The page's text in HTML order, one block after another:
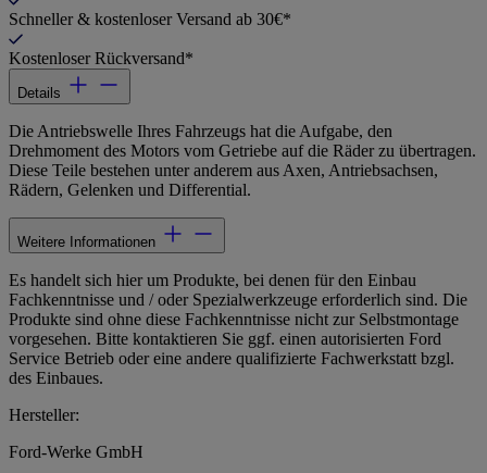
Schneller & kostenloser Versand ab 30€*
Kostenloser Rückversand*
Details
Die Antriebswelle Ihres Fahrzeugs hat die Aufgabe, den
Drehmoment des Motors vom Getriebe auf die Räder zu übertragen.
Diese Teile bestehen unter anderem aus Axen, Antriebsachsen,
Rädern, Gelenken und Differential.
Weitere Informationen
Es handelt sich hier um Produkte, bei denen für den Einbau
Fachkenntnisse und / oder Spezialwerkzeuge erforderlich sind. Die
Produkte sind ohne diese Fachkenntnisse nicht zur Selbstmontage
vorgesehen. Bitte kontaktieren Sie ggf. einen autorisierten Ford
Service Betrieb oder eine andere qualifizierte Fachwerkstatt bzgl.
des Einbaues.
Hersteller:
Ford-Werke GmbH